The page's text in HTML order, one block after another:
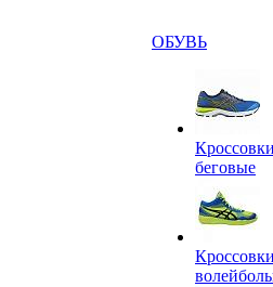
ОБУВЬ
Кроссовки
беговые
Кроссовки